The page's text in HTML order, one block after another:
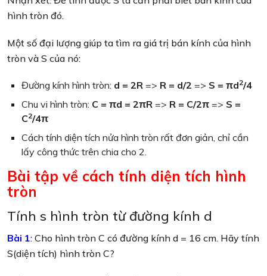
hình tròn đó.
Một số đại lượng giúp ta tìm ra giá trị bán kính của hình
tròn và S của nó:
Đường kính hình tròn: d = 2R => R = d/2 => S = πd2/4
Chu vi hình tròn: C = πd = 2πR => R = C/2π => S =
C2/4π
Cách tính diện tích nửa hình tròn rất đơn giản, chỉ cần
lấy công thức trên chia cho 2.
Bài tập về cách tính diện tích hình
tròn
Tính s hình tròn từ đường kính d
Bài 1: Cho hình tròn C có đường kính d = 16 cm. Hãy tính
S(diện tích) hình tròn C?